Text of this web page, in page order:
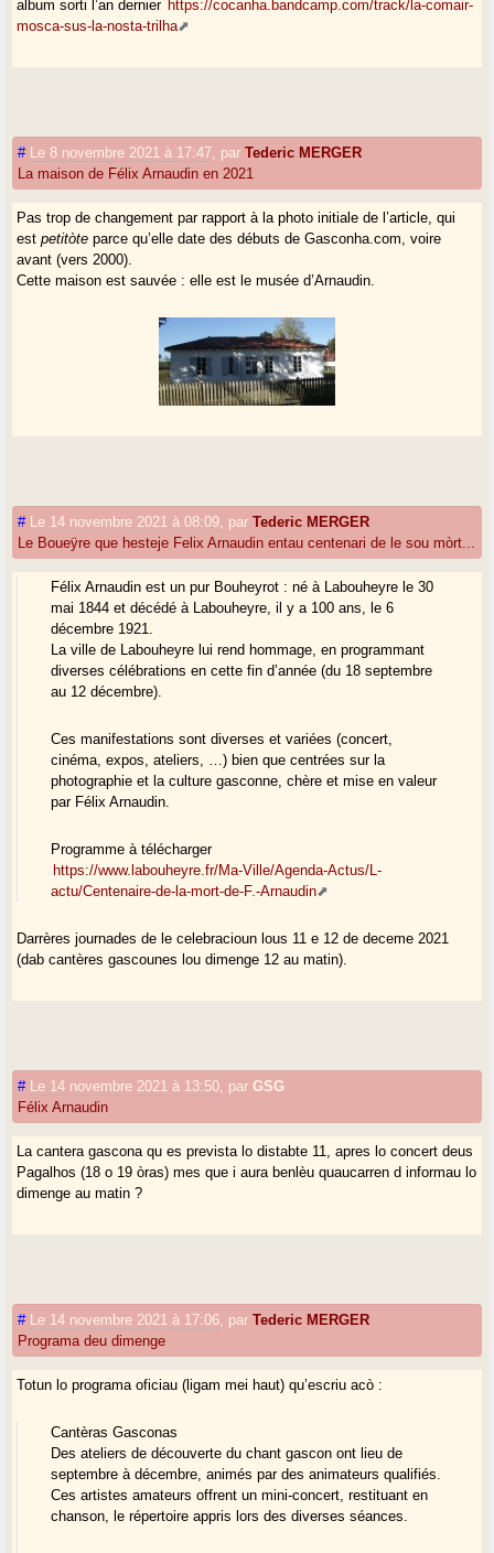
album sorti l’an dernier https://cocanha.bandcamp.com/track/la-comair-
mosca-sus-la-nosta-trilha
# Le 8 novembre 2021 à 17:47 parTederic MERGER
La maison de Félix Arnaudin en 2021
Pas trop de changement par rapport à la photo initiale de l’article, qui
estpetitòte parce qu’elle date des débuts de Gasconha.com, voire
avant (vers 2000).
Cette maison est sauvée : elle est le musée d’Arnaudin.
# Le 14 novembre 2021 à 08:09 parTederic MERGER
Le Boueÿre que hesteje Felix Arnaudin entau centenari de le sou mòrt...
Félix Arnaudin est un pur Bouheyrot : né à Labouheyre le 30
mai 1844 et décédé à Labouheyre, il y a 100 ans, le 6
décembre 1921.
La ville de Labouheyre lui rend hommage, en programmant
diverses célébrations en cette fin d’année (du 18 septembre
au 12 décembre).
Ces manifestations sont diverses et variées (concert,
cinéma, expos, ateliers, …) bien que centrées sur la
photographie et la culture gasconne, chère et mise en valeur
par Félix Arnaudin.
Programme à télécharger
https://www.labouheyre.fr/Ma-Ville/Agenda-Actus/L-
actu/Centenaire-de-la-mort-de-F.-Arnaudin
Darrères journades de le celebracioun lous 11 e 12 de deceme 2021
(dab cantères gascounes lou dimenge 12 au matin).
# Le 14 novembre 2021 à 13:50 parGSG
Félix Arnaudin
La cantera gascona qu es prevista lo distabte 11, apres lo concert deus
Pagalhos (18 o 19 òras) mes que i aura benlèu quaucarren d informau lo
dimenge au matin ?
# Le 14 novembre 2021 à 17:06 parTederic MERGER
Programa deu dimenge
Totun lo programa oficiau (ligam mei haut) qu’escriu acò :
Cantèras Gasconas
Des ateliers de découverte du chant gascon ont lieu de
septembre à décembre, animés par des animateurs qualifiés.
Ces artistes amateurs offrent un mini-concert, restituant en
chanson, le répertoire appris lors des diverses séances.